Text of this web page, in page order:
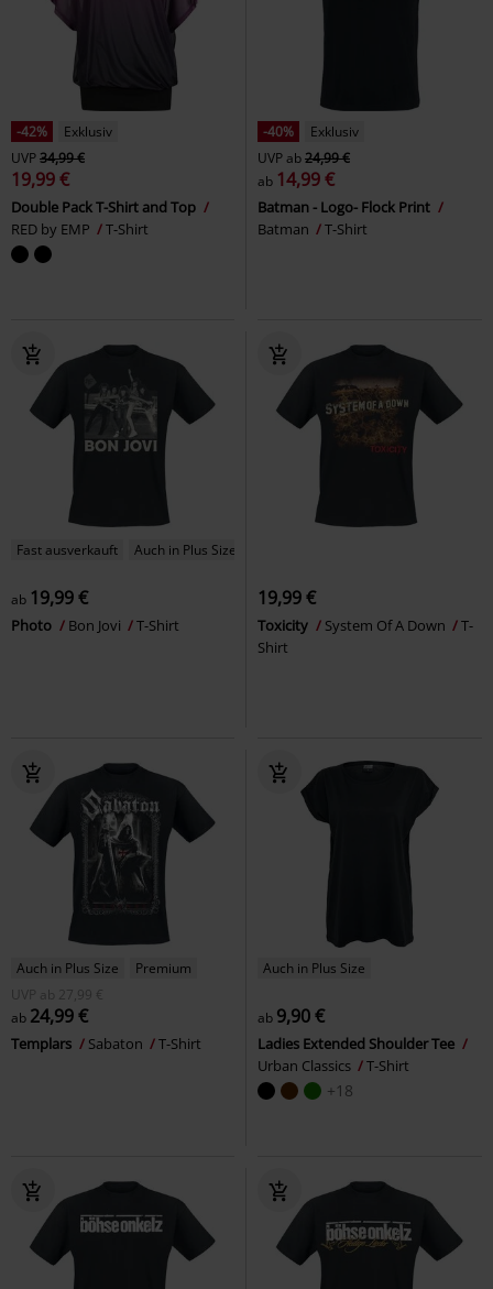
-42%
Exklusiv
UVP34,99 €
19,99 €
Double Pack T-Shirt and Top
RED by EMP
T-Shirt
-40%
Exklusiv
UVPab24,99 €
ab 14,99 €
Batman - Logo- Flock Print
Batman
T-Shirt
Fast ausverkauft Auch in Plus Size
ab 19,99 €
Photo Bon Jovi T-Shirt
19,99 €
Toxicity System Of A Down
T-
Shirt
Auch in Plus Size
Premium
UVP
ab 27,99 €
ab 24,99 €
Templars Sabaton T-Shirt
Auch in Plus Size
ab 9,90 €
Ladies Extended Shoulder Tee
Urban Classics
T-Shirt
+18